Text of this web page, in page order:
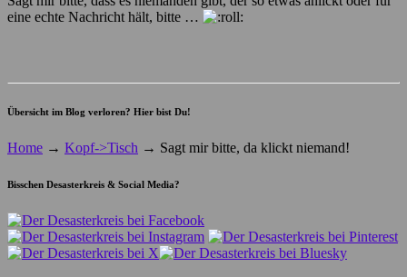
eine echte Nachricht hält, bitte …
Übersicht im Blog verloren? Hier bist Du!
Home → Kopf->Tisch → Sagt mir bitte, da klickt niemand!
Bisschen Desasterkreis & Social Media?